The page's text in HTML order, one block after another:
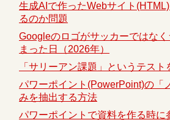
生成AIで作ったWebサイト
るのか問題
Googleのロゴがサッカーではな
まった日（2026年）
「サリーアン課題」というテスト
パワーポイント(PowerPoint)の「
みを抽出する方法
パワーポイントで資料を作る時に